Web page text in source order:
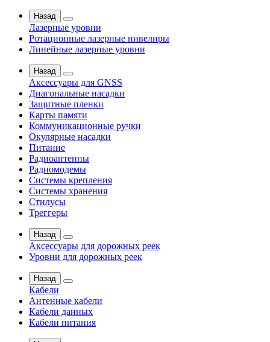
Назад
Лазерные уровни
Ротационные лазерные нивелиры
Линейные лазерные уровни
Назад
Аксессуары для GNSS
Диагональные насадки
Защитные пленки
Карты памяти
Коммуникационные ручки
Окулярные насадки
Питание
Радиоантенны
Радиомодемы
Системы крепления
Системы хранения
Стилусы
Треггеры
Назад
Аксессуары для дорожных реек
Уровни для дорожных реек
Назад
Кабели
Антенные кабели
Кабели данных
Кабели питания